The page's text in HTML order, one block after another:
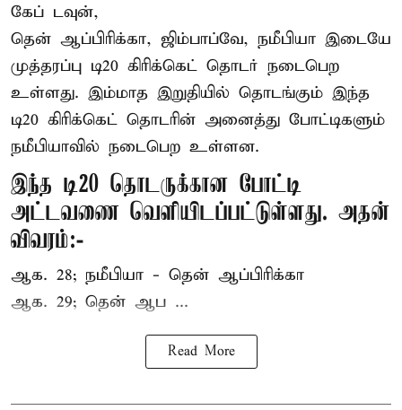
கேப் டவுன்,
தென் ஆப்பிரிக்கா, ஜிம்பாப்வே, நமீபியா இடையே
முத்தரப்பு டி20 கிரிக்கெட் தொடர் நடைபெற
உள்ளது. இம்மாத இறுதியில் தொடங்கும் இந்த
டி20 கிரிக்கெட் தொடரின் அனைத்து போட்டிகளும்
நமீபியாவில் நடைபெற உள்ளன.
இந்த டி20 தொடருக்கான போட்டி
அட்டவணை வெளியிடப்பட்டுள்ளது. அதன்
விவரம்:-
ஆக. 28; நமீபியா - தென் ஆப்பிரிக்கா
ஆக. 29; தென் ஆப ...
Read More